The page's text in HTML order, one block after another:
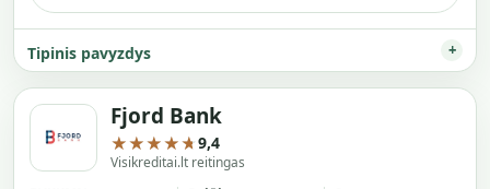
Tipinis pavyzdys
Fjord Bank
★★★★★9,4
Visikreditai.lt reitingas